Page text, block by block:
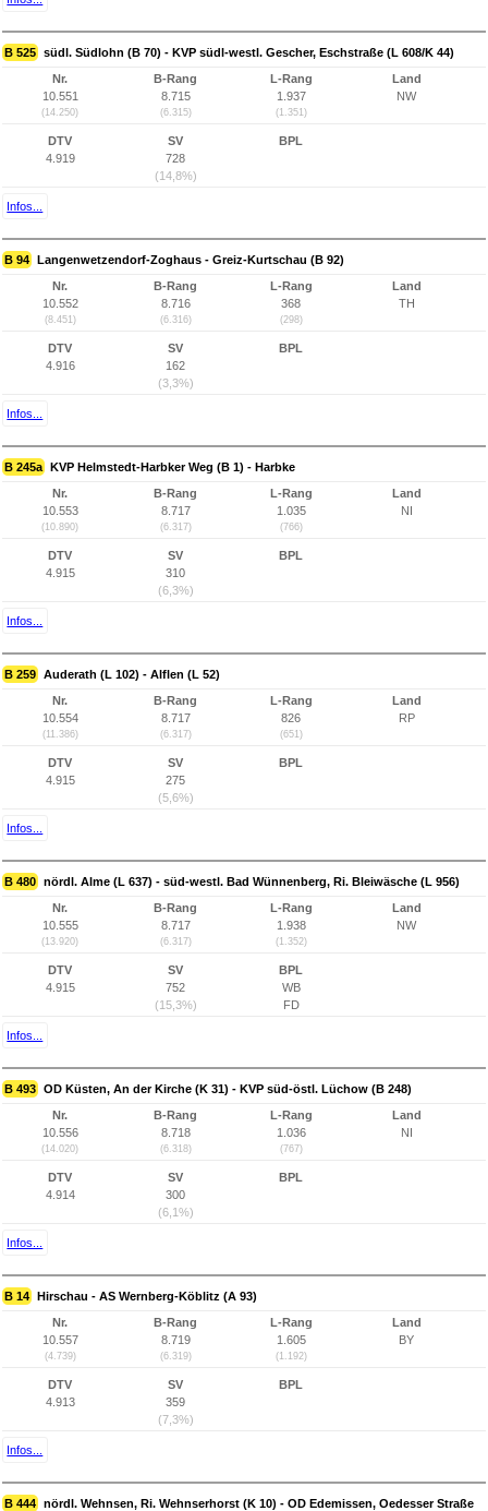
B 525 südl. Südlohn (B 70) - KVP südl-westl. Gescher, Eschstraße (L 608/K 44)
Nr.
10.551
(14.250)
B-Rang
8.715
(6.315)
L-Rang
1.937
(1.351)
Land
NW
DTV
4.919
SV
728
(14,8%)
BPL
Infos...
B 94 Langenwetzendorf-Zoghaus - Greiz-Kurtschau (B 92)
Nr.
10.552
(8.451)
B-Rang
8.716
(6.316)
L-Rang
368
(298)
Land
TH
DTV
4.916
SV
162
(3,3%)
BPL
Infos...
B 245a KVP Helmstedt-Harbker Weg (B 1) - Harbke
Nr.
10.553
(10.890)
B-Rang
8.717
(6.317)
L-Rang
1.035
(766)
Land
NI
DTV
4.915
SV
310
(6,3%)
BPL
Infos...
B 259 Auderath (L 102) - Alflen (L 52)
Nr.
10.554
(11.386)
B-Rang
8.717
(6.317)
L-Rang
826
(651)
Land
RP
DTV
4.915
SV
275
(5,6%)
BPL
Infos...
B 480 nördl. Alme (L 637) - süd-westl. Bad Wünnenberg, Ri. Bleiwäsche (L 956)
Nr.
10.555
(13.920)
B-Rang
8.717
(6.317)
L-Rang
1.938
(1.352)
Land
NW
DTV
4.915
SV
752
(15,3%)
BPL
WB
FD
Infos...
B 493 OD Küsten, An der Kirche (K 31) - KVP süd-östl. Lüchow (B 248)
Nr.
10.556
(14.020)
B-Rang
8.718
(6.318)
L-Rang
1.036
(767)
Land
NI
DTV
4.914
SV
300
(6,1%)
BPL
Infos...
B 14 Hirschau - AS Wernberg-Köblitz (A 93)
Nr.
10.557
(4.739)
B-Rang
8.719
(6.319)
L-Rang
1.605
(1.192)
Land
BY
DTV
4.913
SV
359
(7,3%)
BPL
Infos...
B 444 nördl. Wehnsen, Ri. Wehnserhorst (K 10) - OD Edemissen, Oedesser Straße